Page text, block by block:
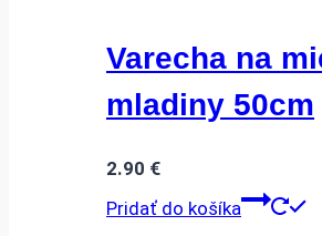
Varecha na
mladiny 50cm
2.90 €
Pridať do košíka